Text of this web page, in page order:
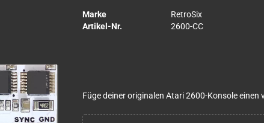
Marke
RetroSix
Artikel-Nr.
2600-CC
Füge deiner originalen Atari 2600-Konsole